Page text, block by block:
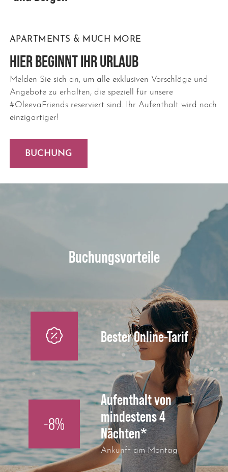
APARTMENTS & MUCH MORE
HIER BEGINNT IHR URLAUB
Melden Sie sich an, um alle exklusiven Vorschläge und
Angebote zu erhalten, die speziell für unsere
#OleevaFriends reserviert sind. Ihr Aufenthalt wird noch
einzigartiger!
BUCHUNG
Buchungsvorteile
Bester Online-Tarif
-8%
Aufenthalt von
mindestens 4
Nächten*
Ankunft am Montag